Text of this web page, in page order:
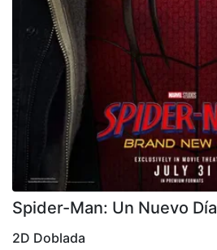
Spider-Man: Un Nuevo Día
2D Doblada